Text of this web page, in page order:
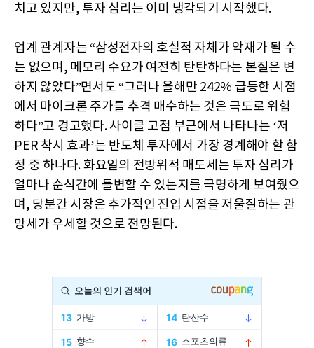
치고 있지만, 투자 심리는 이미 냉각되기 시작했다.
업계 관계자는 “삼성전자의 호실적 자체가 악재가 될 수
는 없으며, 메모리 수요가 여전히 탄탄하다는 본질은 변
하지 않았다”면서도 “그러나 올해만 242% 급등한 시점
에서 마이크론 주가를 추격 매수하는 것은 극도로 위험
하다”고 경고했다. 사이클 고점 부근에서 나타나는 ‘저
PER 착시 효과’는 반도체 투자에서 가장 경계해야 할 함
정 중 하나다. 화요일의 전방위적 매도세는 투자 심리가
얼마나 순식간에 돌변할 수 있는지를 극명하게 보여줬으
며, 당분간 시장은 추가적인 진입 시점을 저울질하는 관
망세가 우세할 것으로 전망된다.